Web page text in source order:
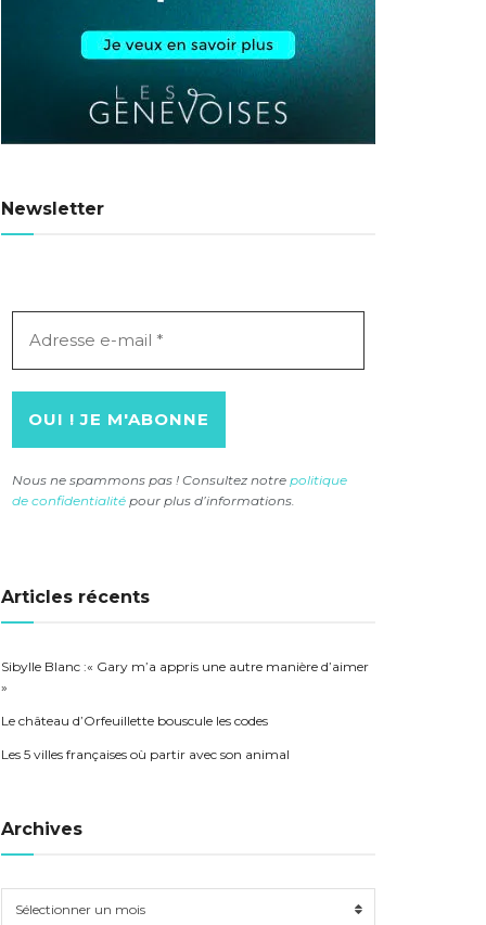
Newsletter
Adresse
Nous ne spammons pas ! Consultez notre politique
de confidentialité pour plus d’informations.
Articles récents
Sibylle Blanc :« Gary m’a appris une autre manière d’aimer
»
Le château d’Orfeuillette bouscule les codes
Les 5 villes françaises où partir avec son animal
Archives
Sélectionner un mois